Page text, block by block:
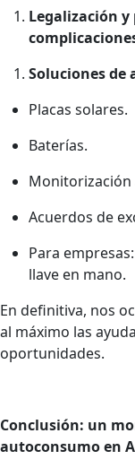
Legalización
Soluciones de
Placas solares.
Baterías.
Monitorización
Acuerdos de
Para empresas:
llave en mano.
En definitiva, nos
al máximo las
oportunidades.
Conclusión: un
autoconsumo en